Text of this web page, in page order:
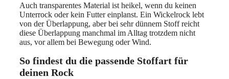
Auch transparentes Material ist heikel, wenn du keinen
Unterrock oder kein Futter einplanst. Ein Wickelrock lebt
von der Überlappung, aber bei sehr dünnem Stoff reicht
diese Überlappung manchmal im Alltag trotzdem nicht
aus, vor allem bei Bewegung oder Wind.
So findest du die passende Stoffart für
deinen Rock